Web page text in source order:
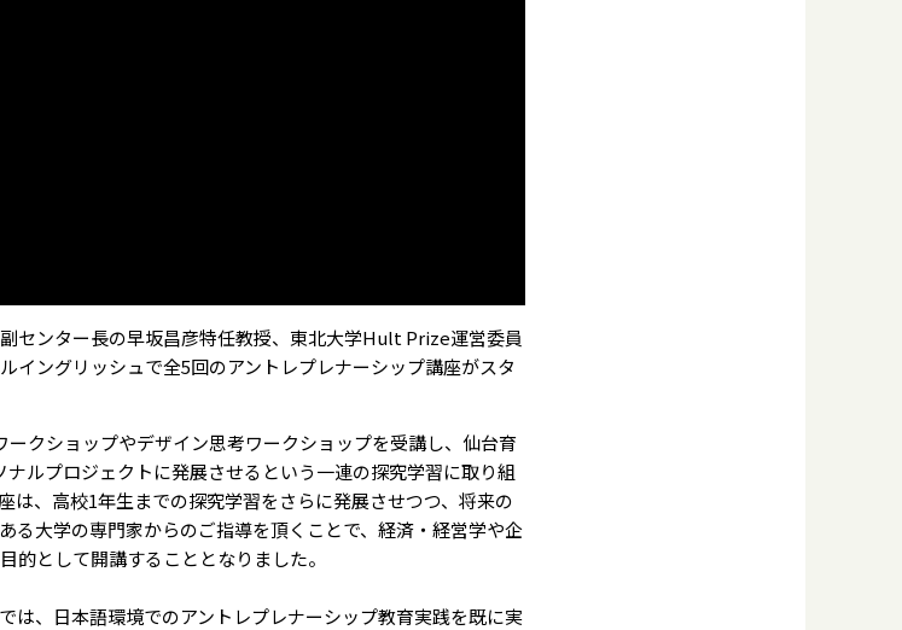
センター長の早坂昌彦特任教授、東北大学Hult Prize運営委員
イングリッシュで全5回のアントレプレナーシップ講座がスタ
クショップやデザイン思考ワークショップを受講し、仙台育
ルプロジェクトに発展させるという一連の探究学習に取り組
は、高校1年生までの探究学習をさらに発展させつつ、将来の
る大学の専門家からのご指導を頂くことで、経済・経営学や企
的として開講することとなりました。
は、日本語環境でのアントレプレナーシップ教育実践を既に実